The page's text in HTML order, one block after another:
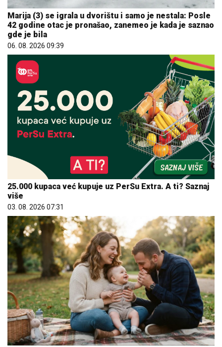
Marija (3) se igrala u dvorištu i samo je nestala: Posle
42 godine otac je pronašao, zanemeo je kada je saznao
gde je bila
06. 08. 2026 09:39
25.000 kupaca već kupuje uz PerSu Extra. A ti? Saznaj
više
03. 08. 2026 07:31